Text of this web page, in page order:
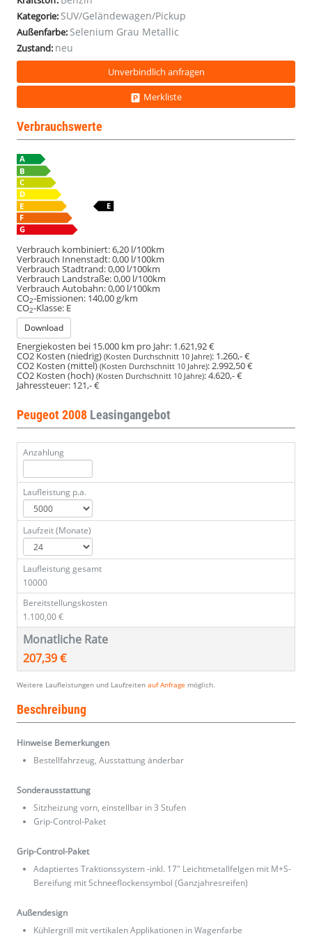
Kategorie: SUV/Geländewagen/Pickup
Außenfarbe: Selenium Grau Metallic
Zustand: neu
Unverbindlich anfragen
Merkliste
Verbrauchswerte
Verbrauch kombiniert:6,20 l/100km
Verbrauch Innenstadt:0,00 l/100km
Verbrauch Stadtrand:0,00 l/100km
Verbrauch Landstraße:0,00 l/100km
Verbrauch Autobahn:0,00 l/100km
CO2-Emissionen: 140,00 g/km
CO2-Klasse: E
Download
Energiekosten bei 15.000 km pro Jahr: 1.621,92 €
CO2 Kosten (niedrig) (Kosten Durchschnitt 10 Jahre): 1.260,- €
CO2 Kosten (mittel)(Kosten Durchschnitt 10 Jahre): 2.992,50 €
CO2 Kosten (hoch) (Kosten Durchschnitt 10 Jahre):4.620,- €
Jahressteuer: 121,- €
Peugeot 2008 Leasingangebot
Anzahlung
Laufleistung p.a.
Laufzeit (Monate)
Laufleistung gesamt
10000
Bereitstellungskosten
1.100,00 €
Monatliche Rate
207,39 €
Weitere Laufleistungen und Laufzeiten auf Anfrage möglich.
Beschreibung
Hinweise Bemerkungen
Bestellfahrzeug, Ausstattung änderbar
Sonderausstattung
Sitzheizung vorn, einstellbar in 3 Stufen
Grip-Control-Paket
Grip-Control-Paket
Adaptiertes Traktionssystem -inkl. 17" Leichtmetallfelgen mit M+S-
Bereifung mit Schneeflockensymbol (Ganzjahresreifen)
Außendesign
Kühlergrill mit vertikalen Applikationen in Wagenfarbe